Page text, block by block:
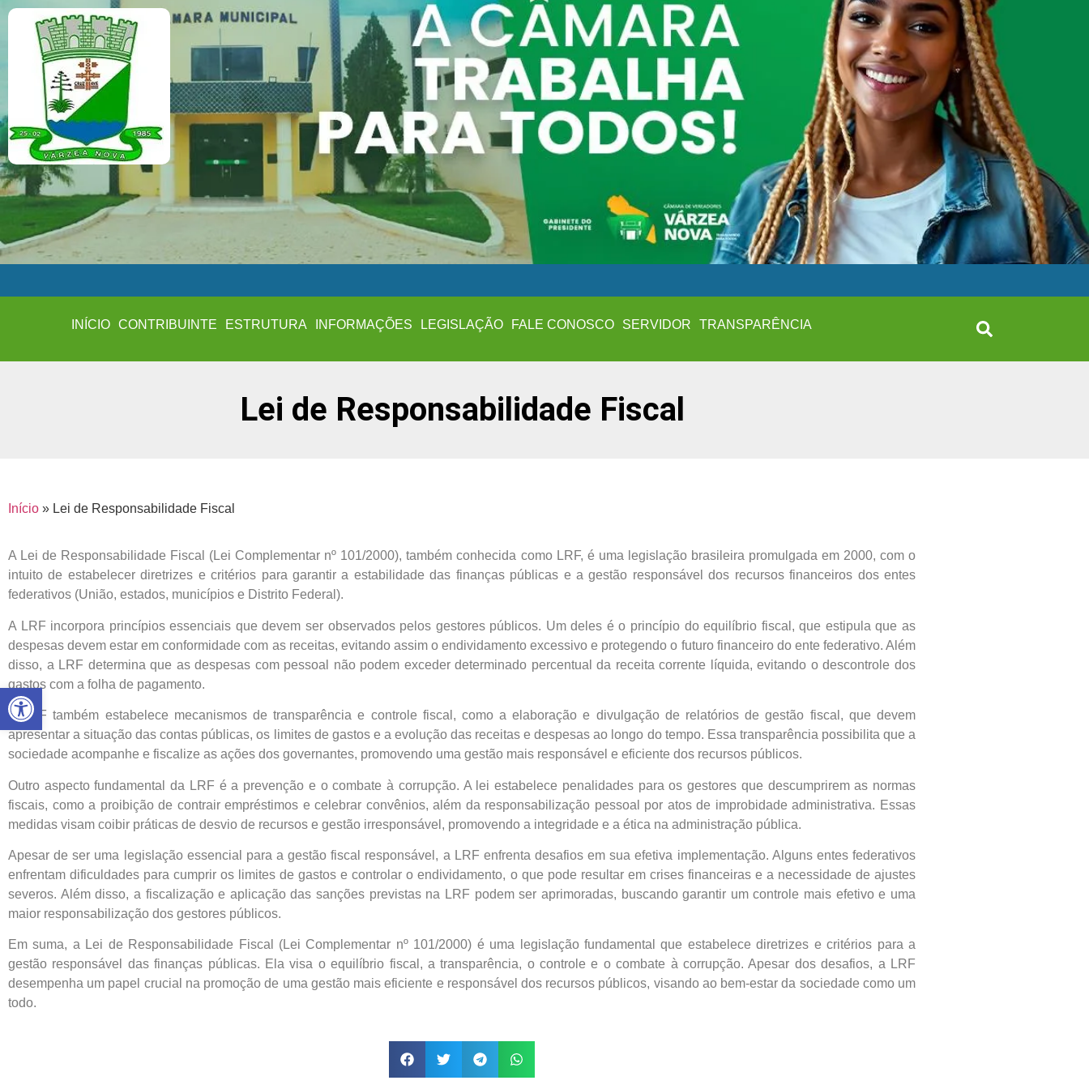
INÍCIO CONTRIBUINTE ESTRUTURA INFORMAÇÕES LEGISLAÇÃO FALE CONOSCO SERVIDOR TRANSPARÊNCIA
Lei de Responsabilidade Fiscal
Início » Lei de Responsabilidade Fiscal
A Lei de Responsabilidade Fiscal (Lei Complementar nº 101/2000), também conhecida como LRF, é uma legislação brasileira promulgada em 2000, com o
intuito de estabelecer diretrizes e critérios para garantir a estabilidade das finanças públicas e a gestão responsável dos recursos financeiros dos entes
federativos (União, estados, municípios e Distrito Federal).
A LRF incorpora princípios essenciais que devem ser observados pelos gestores públicos. Um deles é o princípio do equilíbrio fiscal, que estipula que as
despesas devem estar em conformidade com as receitas, evitando assim o endividamento excessivo e protegendo o futuro financeiro do ente federativo. Além
disso, a LRF determina que as despesas com pessoal não podem exceder determinado percentual da receita corrente líquida, evitando o descontrole dos
gastos com a folha de pagamento.
A LRF também estabelece mecanismos de transparência e controle fiscal, como a elaboração e divulgação de relatórios de gestão fiscal, que devem
apresentar a situação das contas públicas, os limites de gastos e a evolução das receitas e despesas ao longo do tempo. Essa transparência possibilita que a
sociedade acompanhe e fiscalize as ações dos governantes, promovendo uma gestão mais responsável e eficiente dos recursos públicos.
Outro aspecto fundamental da LRF é a prevenção e o combate à corrupção. A lei estabelece penalidades para os gestores que descumprirem as normas
fiscais, como a proibição de contrair empréstimos e celebrar convênios, além da responsabilização pessoal por atos de improbidade administrativa. Essas
medidas visam coibir práticas de desvio de recursos e gestão irresponsável, promovendo a integridade e a ética na administração pública.
Apesar de ser uma legislação essencial para a gestão fiscal responsável, a LRF enfrenta desafios em sua efetiva implementação. Alguns entes federativos
enfrentam dificuldades para cumprir os limites de gastos e controlar o endividamento, o que pode resultar em crises financeiras e a necessidade de ajustes
severos. Além disso, a fiscalização e aplicação das sanções previstas na LRF podem ser aprimoradas, buscando garantir um controle mais efetivo e uma
maior responsabilização dos gestores públicos.
Em suma, a Lei de Responsabilidade Fiscal (Lei Complementar nº 101/2000) é uma legislação fundamental que estabelece diretrizes e critérios para a
gestão responsável das finanças públicas. Ela visa o equilíbrio fiscal, a transparência, o controle e o combate à corrupção. Apesar dos desafios, a LRF
desempenha um papel crucial na promoção de uma gestão mais eficiente e responsável dos recursos públicos, visando ao bem-estar da sociedade como um
todo.
Abrir a barra de ferramentas